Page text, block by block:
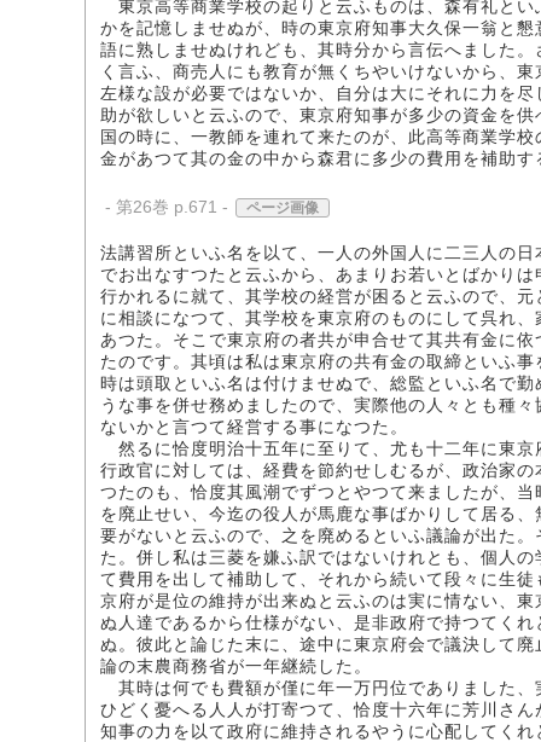
東京高等商業学校の起りと云ふものは、森有礼と
かを記憶しませぬが、時の東京府知事大久保一翁と
語に熟しませぬけれども、其時分から言伝へました
く言ふ、商売人にも教育が無くちやいけないから、
左様な設が必要ではないか、自分は大にそれに力を
助が欲しいと云ふので、東京府知事が多少の資金を
国の時に、一教師を連れて来たのが、此高等商業学
金があつて其の金の中から森君に多少の費用を補助
- 第26巻 p.671 - ページ画像
法講習所といふ名を以て、一人の外国人に二三人の
でお出なすつたと云ふから、あまりお若いとばかり
行かれるに就て、其学校の経営が困ると云ふので、
に相談になつて、其学校を東京府のものにして呉れ
あつた。そこで東京府の者共が申合せて其共有金に
たのです。其頃は私は東京府の共有金の取締といふ
時は頭取といふ名は付けませぬで、総監といふ名で
うな事を併せ務めましたので、実際他の人々とも種
ないかと言つて経営する事になつた。
然るに恰度明治十五年に至りて、尤も十二年に東
行政官に対しては、経費を節約せしむるが、政治家
つたのも、恰度其風潮でずつとやつて来ましたが、
を廃止せい、今迄の役人が馬鹿な事ばかりして居る
要がないと云ふので、之を廃めるといふ議論が出た
た。併し私は三菱を嫌ふ訳ではないけれとも、個人
て費用を出して補助して、それから続いて段々に生
京府が是位の維持が出来ぬと云ふのは実に情ない、
ぬ人達であるから仕様がない、是非政府で持つてく
ぬ。彼此と論じた末に、途中に東京府会で議決して
論の末農商務省が一年継続した。
其時は何でも費額が僅に年一万円位でありました
ひどく憂へる人人が打寄つて、恰度十六年に芳川さ
知事の力を以て政府に維持されるやうに心配してく